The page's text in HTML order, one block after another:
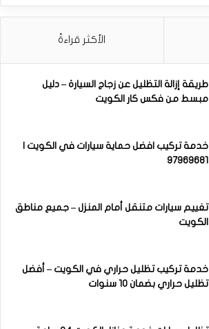
الأكثر قراءةً
طريقة إزالة التظليل عن زجاج السيارة – دليل
مبسط من فكس كار الكويت
خدمة تركيب افضل حماية سيارات في الكويت |
97969681
تغييم سيارات متنقل أمام المنزل – جميع مناطق
الكويت
خدمة تركيب تظليل حراري في الكويت – أفضل
تظليل حراري بضمان 10 سنوات